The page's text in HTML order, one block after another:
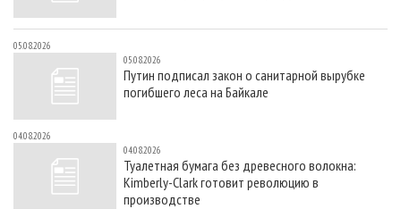
05.08.2026
05.08.2026
Путин подписал закон о санитарной вырубке
погибшего леса на Байкале
04.08.2026
04.08.2026
Туалетная бумага без древесного волокна:
Kimberly-Clark готовит революцию в
производстве